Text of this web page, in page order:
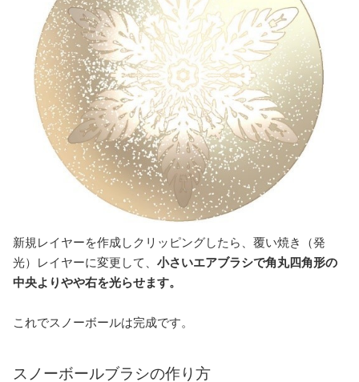
新規レイヤーを作成しクリッピングしたら、覆い焼き（発
光）レイヤーに変更して、 小さいエアブラシで角丸四角形の
中央よりやや右を光らせます。
これでスノーボールは完成です。
スノーボールブラシの作り方